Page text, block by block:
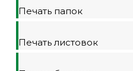
Печать папок
Печать листовок